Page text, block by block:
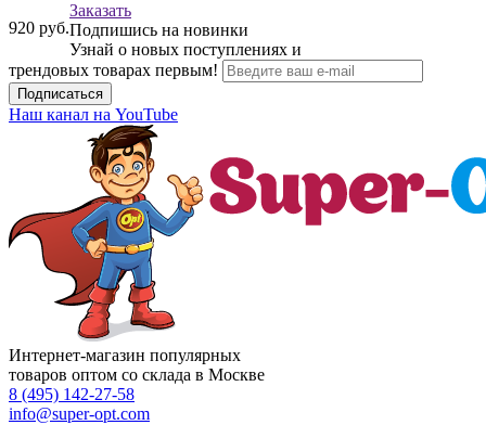
920 руб.
Заказать
Подпишись на новинки
Узнай о новых поступлениях и
трендовых товарах первым!
Подписаться
Наш канал на YouTube
Интернет-магазин популярных
товаров оптом со склада в Москве
8 (495) 142-27-58
info@super-opt.com